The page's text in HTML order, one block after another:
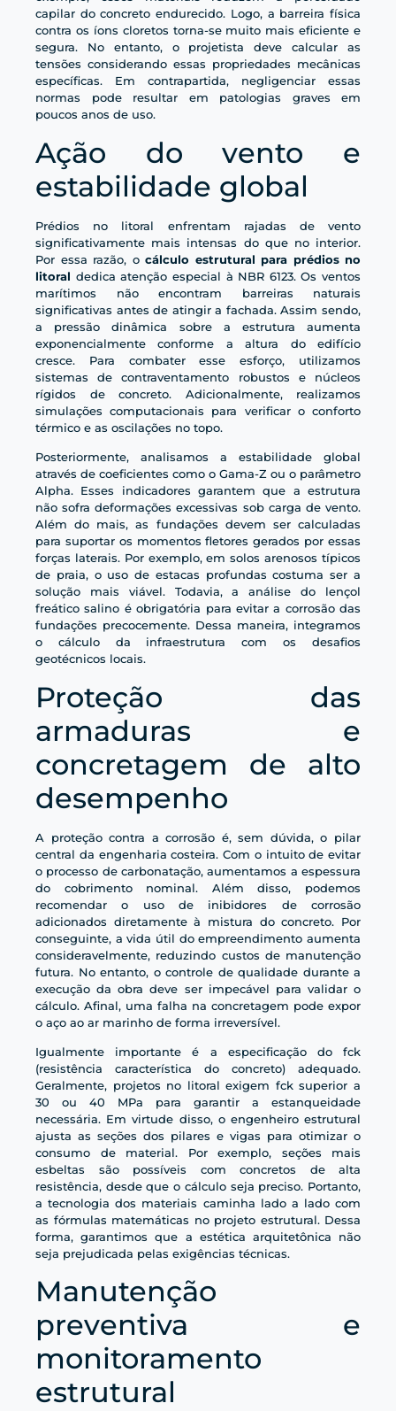
capilar do concreto endurecido. Logo, a barreira física
contra os íons cloretos torna-se muito mais eficiente e
segura. No entanto, o projetista deve calcular as
tensões considerando essas propriedades mecânicas
específicas. Em contrapartida, negligenciar essas
normas pode resultar em patologias graves em
poucos anos de uso.
Ação do vento e
estabilidade global
Prédios no litoral enfrentam rajadas de vento
significativamente mais intensas do que no interior.
Por essa razão, o cálculo estrutural para prédios no
litoral dedica atenção especial à NBR 6123. Os ventos
marítimos não encontram barreiras naturais
significativas antes de atingir a fachada. Assim sendo,
a pressão dinâmica sobre a estrutura aumenta
exponencialmente conforme a altura do edifício
cresce. Para combater esse esforço, utilizamos
sistemas de contraventamento robustos e núcleos
rígidos de concreto. Adicionalmente, realizamos
simulações computacionais para verificar o conforto
térmico e as oscilações no topo.
Posteriormente, analisamos a estabilidade global
através de coeficientes como o Gama-Z ou o parâmetro
Alpha. Esses indicadores garantem que a estrutura
não sofra deformações excessivas sob carga de vento.
Além do mais, as fundações devem ser calculadas
para suportar os momentos fletores gerados por essas
forças laterais. Por exemplo, em solos arenosos típicos
de praia, o uso de estacas profundas costuma ser a
solução mais viável. Todavia, a análise do lençol
freático salino é obrigatória para evitar a corrosão das
fundações precocemente. Dessa maneira, integramos
o cálculo da infraestrutura com os desafios
geotécnicos locais.
Proteção das
armaduras e
concretagem de alto
desempenho
A proteção contra a corrosão é, sem dúvida, o pilar
central da engenharia costeira. Com o intuito de evitar
o processo de carbonatação, aumentamos a espessura
do cobrimento nominal. Além disso, podemos
recomendar o uso de inibidores de corrosão
adicionados diretamente à mistura do concreto. Por
conseguinte, a vida útil do empreendimento aumenta
consideravelmente, reduzindo custos de manutenção
futura. No entanto, o controle de qualidade durante a
execução da obra deve ser impecável para validar o
cálculo. Afinal, uma falha na concretagem pode expor
o aço ao ar marinho de forma irreversível.
Igualmente importante é a especificação do fck
(resistência característica do concreto) adequado.
Geralmente, projetos no litoral exigem fck superior a
30 ou 40 MPa para garantir a estanqueidade
necessária. Em virtude disso, o engenheiro estrutural
ajusta as seções dos pilares e vigas para otimizar o
consumo de material. Por exemplo, seções mais
esbeltas são possíveis com concretos de alta
resistência, desde que o cálculo seja preciso. Portanto,
a tecnologia dos materiais caminha lado a lado com
as fórmulas matemáticas no projeto estrutural. Dessa
forma, garantimos que a estética arquitetônica não
seja prejudicada pelas exigências técnicas.
Manutenção
preventiva e
monitoramento
estrutural